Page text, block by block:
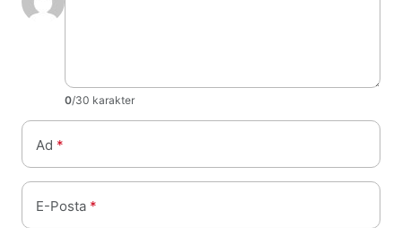
0/30 karakter
Ad *
E-Posta *